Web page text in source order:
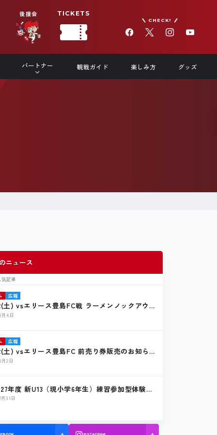
後援会 TICKETS
CHECK!
パートナー 観戦ガイド 楽しみ方 グッズ
ニュース
気記事
広報
土) vsエリース豊島FC戦 ラーメンノックアウ
のお知らせ
月4日
広報
土) vsエリース豊島FC 前売り券販売のお知ら
月2日
年度 新U13（現小学6年生）練習参加型体験会
お知らせ】
月31日